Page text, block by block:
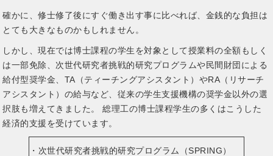
確かに、修士修了後にすぐ働き出す事に比べれば、金銭的な負担は
とても大きなものかもしれません。
しかし、現在では博士課程の学生を対象として授業料の全額もしく
は一部免除、次世代研究者挑戦的研究プログラムや民間財団による
給付型奨学金、TA（ティーチングアシスタント）やRA（リサーチ
アシスタント）の給与など、従来の学生支援機構の奨学金以外の選
択肢も増えてきました。 総理工の博士課程学生の多くはこうした
経済的支援を受けています。
・次世代研究者挑戦的研究プログラム（SPRING）